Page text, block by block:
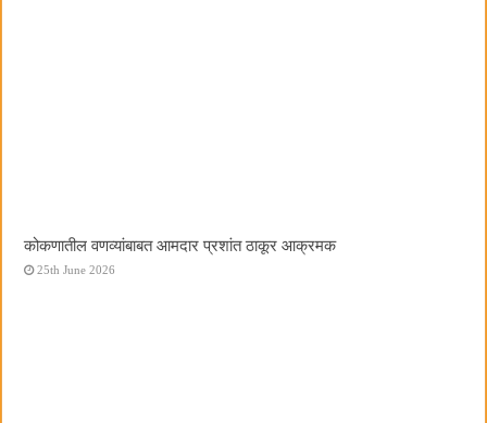
कोकणातील वणव्यांबाबत आमदार प्रशांत ठाकूर आक्रमक
25th June 2026